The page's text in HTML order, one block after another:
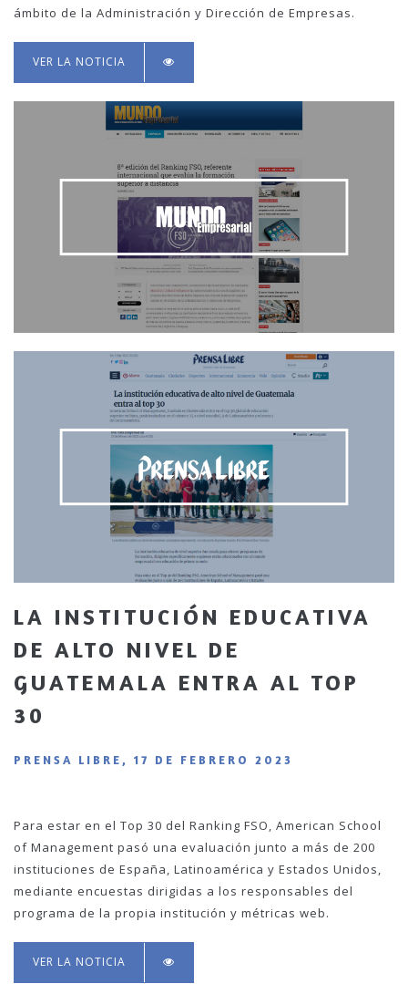
ámbito de la Administración y Dirección de Empresas.
VER LA NOTICIA
LA INSTITUCIÓN EDUCATIVA
DE ALTO NIVEL DE
GUATEMALA ENTRA AL TOP
30
PRENSA LIBRE, 17 DE FEBRERO 2023
Para estar en el Top 30 del Ranking FSO, American School
of Management pasó una evaluación junto a más de 200
instituciones de España, Latinoamérica y Estados Unidos,
mediante encuestas dirigidas a los responsables del
programa de la propia institución y métricas web.
VER LA NOTICIA